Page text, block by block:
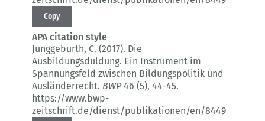
Copy
APA citation style
Junggeburth, C. (2017). Die
Ausbildungsduldung. Ein Instrument im
Spannungsfeld zwischen Bildungspolitik und
Ausländerrecht. BWP46 (5), 44-45.
https://www.bwp-
zeitschrift.de/dienst/publikationen/en/8449